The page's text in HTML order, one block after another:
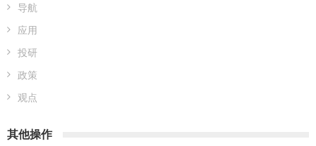
导航
应用
投研
政策
观点
其他操作